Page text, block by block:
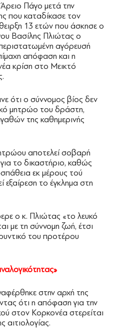
Πάγο μετά την
που καταδίκασε τον
13 ετών που άσκησε ο
Βασίλης Πλιώτας ο
αγόρευσή
απόφαση και η
κρίση στο Μεικτό
ότι ο σύννομος βίος δεν
μητρώο του δράστη,
της καθημερινής
αποτελεί σοβαρή
για το δικαστήριο, καθώς
εκ μέρους τού
εξαίρεση το έγκλημα στη
ο κ. Πλιώτας «το λευκό
με τη σύννομη ζωή, έτσι
του προτέρου
στην αρχή της
ότι η απόφαση για την
στον Κορκονέα στερείται
αιτιολογίας.